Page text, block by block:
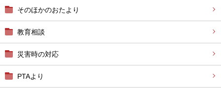
そのほかのおたより
教育相談
災害時の対応
PTAより